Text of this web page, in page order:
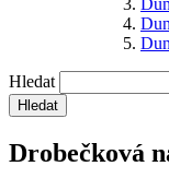
Hledat
Drobečková